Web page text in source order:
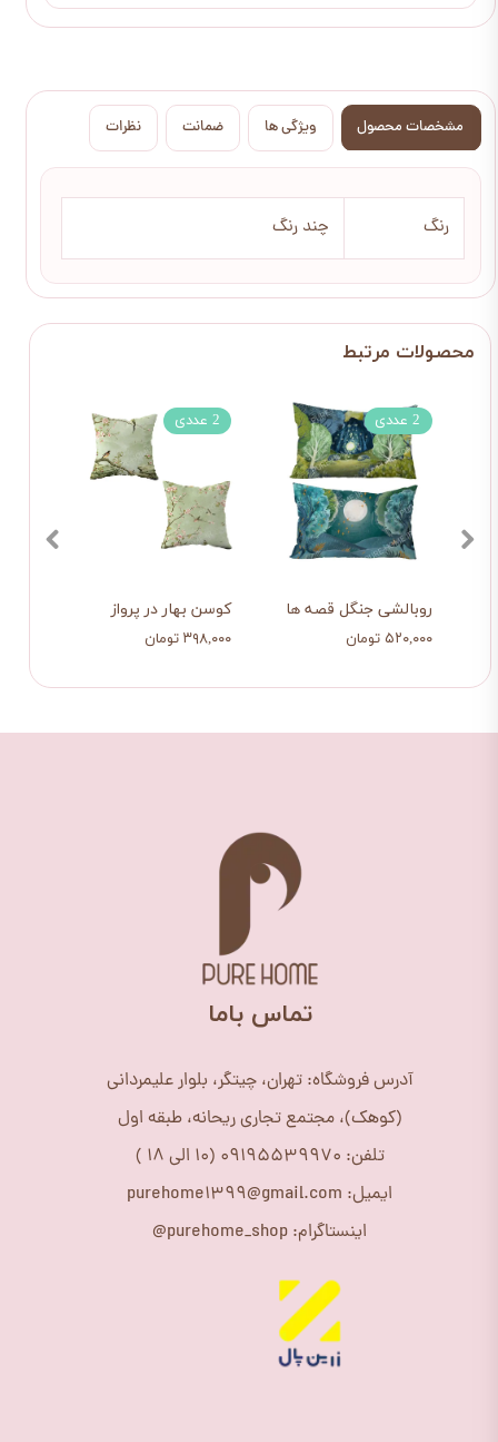
مشخصات محصول ویژگی ها ضمانت نظرات
رنگ چند رنگ
کوسن بهار در پرواز
۳۹۸,۰۰۰ تومان
2 عددی
روبالشی جنگل قصه ها
۵۲۰,۰۰۰ تومان
2 عددی
​تماس باما
آدرس فروشگاه: تهران، چیتگر، بلوار علیمردانی
(کوهک)، مجتمع تجاری ریحانه، طبقه اول
تلفن: 09195539970 (10 الی 18 )
ایمیل: purehome1399@gmail.com
اینستاگرام: purehome_shop@